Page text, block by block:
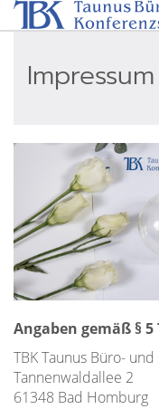
Impressum
Angaben gemäß § 5
TBK Taunus Büro-
Tannenwaldallee 2
61348 Bad Homburg